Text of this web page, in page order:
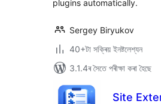
plugins automatically.
Sergey Biryukov
40+টা সক্ৰিয় ইনষ্টলেশ্যন
3.1.4ৰ সৈতে পৰীক্ষা কৰা হৈছে
Site